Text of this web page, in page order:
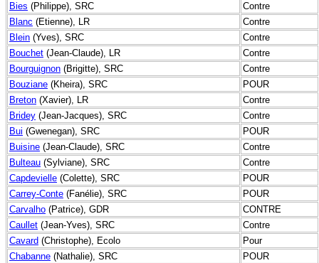
Bies (Philippe), SRC
Contre
Blanc (Etienne), LR
Contre
Blein (Yves), SRC
Contre
Bouchet (Jean-Claude), LR
Contre
Bourguignon (Brigitte), SRC
Contre
Bouziane (Kheira), SRC
POUR
Breton (Xavier), LR
Contre
Bridey (Jean-Jacques), SRC
Contre
Bui (Gwenegan), SRC
POUR
Buisine (Jean-Claude), SRC
Contre
Bulteau (Sylviane), SRC
Contre
Capdevielle (Colette), SRC
POUR
Carrey-Conte (Fanélie), SRC
POUR
Carvalho (Patrice), GDR
CONTRE
Caullet (Jean-Yves), SRC
Contre
Cavard (Christophe), Ecolo
Pour
Chabanne (Nathalie), SRC
POUR